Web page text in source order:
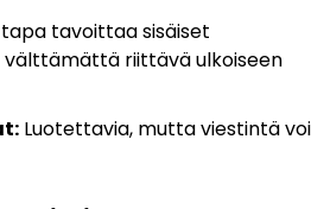
tavoittaa sisäiset
riittävä ulkoiseen
Luotettavia, mutta viestintä voi